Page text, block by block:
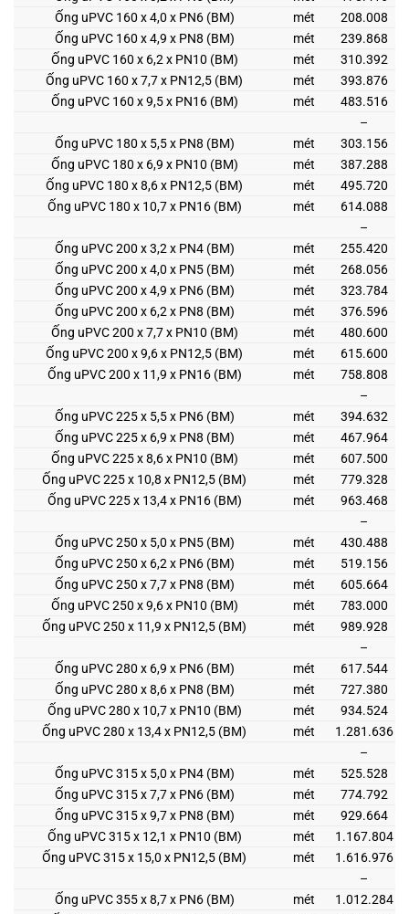
Ống uPVC 160 x 4,0 x PN6 (BM)
mét
208.008
Ống uPVC 160 x 4,9 x PN8 (BM)
mét
239.868
Ống uPVC 160 x 6,2 x PN10 (BM)
mét
310.392
Ống uPVC 160 x 7,7 x PN12,5 (BM)
mét
393.876
Ống uPVC 160 x 9,5 x PN16 (BM)
mét
483.516
–
Ống uPVC 180 x 5,5 x PN8 (BM)
mét
303.156
Ống uPVC 180 x 6,9 x PN10 (BM)
mét
387.288
Ống uPVC 180 x 8,6 x PN12,5 (BM)
mét
495.720
Ống uPVC 180 x 10,7 x PN16 (BM)
mét
614.088
–
Ống uPVC 200 x 3,2 x PN4 (BM)
mét
255.420
Ống uPVC 200 x 4,0 x PN5 (BM)
mét
268.056
Ống uPVC 200 x 4,9 x PN6 (BM)
mét
323.784
Ống uPVC 200 x 6,2 x PN8 (BM)
mét
376.596
Ống uPVC 200 x 7,7 x PN10 (BM)
mét
480.600
Ống uPVC 200 x 9,6 x PN12,5 (BM)
mét
615.600
Ống uPVC 200 x 11,9 x PN16 (BM)
mét
758.808
–
Ống uPVC 225 x 5,5 x PN6 (BM)
mét
394.632
Ống uPVC 225 x 6,9 x PN8 (BM)
mét
467.964
Ống uPVC 225 x 8,6 x PN10 (BM)
mét
607.500
Ống uPVC 225 x 10,8 x PN12,5 (BM)
mét
779.328
Ống uPVC 225 x 13,4 x PN16 (BM)
mét
963.468
–
Ống uPVC 250 x 5,0 x PN5 (BM)
mét
430.488
Ống uPVC 250 x 6,2 x PN6 (BM)
mét
519.156
Ống uPVC 250 x 7,7 x PN8 (BM)
mét
605.664
Ống uPVC 250 x 9,6 x PN10 (BM)
mét
783.000
Ống uPVC 250 x 11,9 x PN12,5 (BM)
mét
989.928
–
Ống uPVC 280 x 6,9 x PN6 (BM)
mét
617.544
Ống uPVC 280 x 8,6 x PN8 (BM)
mét
727.380
Ống uPVC 280 x 10,7 x PN10 (BM)
mét
934.524
Ống uPVC 280 x 13,4 x PN12,5 (BM)
mét
1.281.636
–
Ống uPVC 315 x 5,0 x PN4 (BM)
mét
525.528
Ống uPVC 315 x 7,7 x PN6 (BM)
mét
774.792
Ống uPVC 315 x 9,7 x PN8 (BM)
mét
929.664
Ống uPVC 315 x 12,1 x PN10 (BM)
mét
1.167.804
Ống uPVC 315 x 15,0 x PN12,5 (BM)
mét
1.616.976
–
Ống uPVC 355 x 8,7 x PN6 (BM)
mét
1.012.284